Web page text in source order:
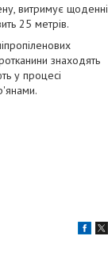
витримує щоденні
25 метрів.
знаходять
у процесі